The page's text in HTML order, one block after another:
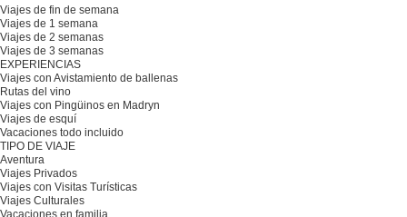
Viajes de fin de semana
Viajes de 1 semana
Viajes de 2 semanas
Viajes de 3 semanas
EXPERIENCIAS
Viajes con Avistamiento de ballenas
Rutas del vino
Viajes con Pingüinos en Madryn
Viajes de esquí
Vacaciones todo incluido
TIPO DE VIAJE
Aventura
Viajes Privados
Viajes con Visitas Turísticas
Viajes Culturales
Vacaciones en familia